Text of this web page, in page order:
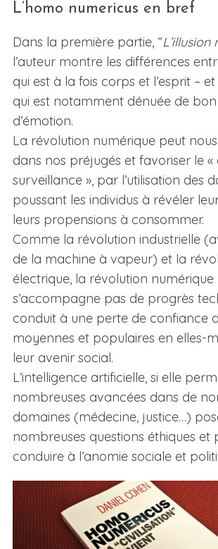
L’homo numericus en bref
Dans la première partie, “L’illusion
l’auteur montre les différences
qui est à la fois corps et l’esprit –
qui est notamment dénuée de
d’émotion.
La révolution numérique peut
dans nos préjugés et favoriser le
surveillance », par l’utilisation des
poussant les individus à révéler
leurs propensions à consommer.
Comme la révolution industrielle
de la machine à vapeur) et la
électrique, la révolution numérique
s’accompagne pas de progrès
conduit à une perte de confiance
moyennes et populaires en elles-
leur avenir social.
L’intelligence artificielle, si elle
nombreuses avancées dans de
domaines (médecine, justice…)
nombreuses questions éthiques et
conduire à l’anomie sociale et